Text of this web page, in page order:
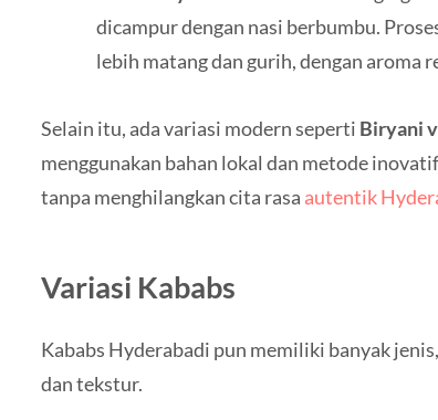
dicampur dengan nasi berbumbu.
lebih matang dan gurih, dengan aroma
Selain itu, ada variasi modern seperti Biryani
menggunakan bahan lokal dan metode
tanpa menghilangkan cita rasa autentik
Variasi Kababs
Kababs Hyderabadi pun memiliki banyak
dan tekstur.